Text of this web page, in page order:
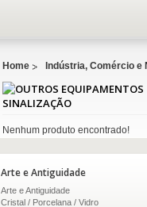
Home Indústria, Comércio e
SINALIZAÇÃO
Nenhum produto encontrado!
Arte e Antiguidade
Arte e Antiguidade
Cristal / Porcelana / Vidro